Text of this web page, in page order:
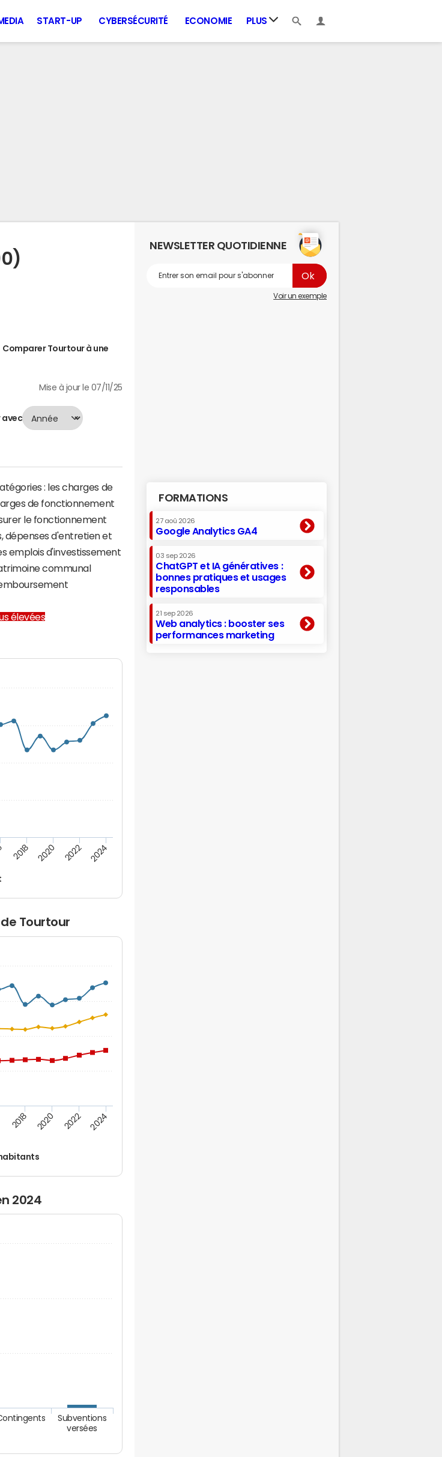
START-UP CYBERSÉCURITÉ ECONOMIE PLUS
Comparer Tourtour à une
Mise à jour le 07/11/25
avec
: les charges de
de fonctionnement
le fonctionnement
dépenses d'entretien et
emplois d'investissement
communal
élevées
2018 2020 2022 2024
Tourtour
2018 2020 2022 2024
2024
Subventions
versées
NEWSLETTER QUOTIDIENNE
Voir un exemple
FORMATIONS
27 aoû 2026
Google Analytics GA4
03 sep 2026
ChatGPT et IA génératives :
bonnes pratiques et usages
responsables
21 sep 2026
Web analytics : booster ses
performances marketing